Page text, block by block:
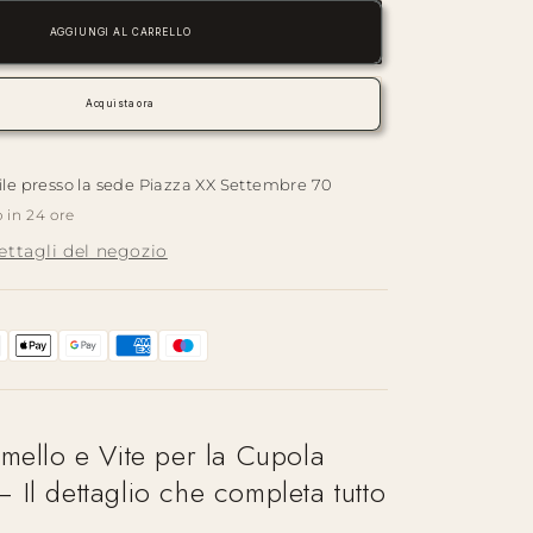
Alessi
Accessorio
Caffettiera
AGGIUNGI AL CARRELLO
Acquista ora
presso la sede Piazza XX Settembre 70
in 24 ore
del negozio
e Vite per la Cupola
dettaglio che completa tutto